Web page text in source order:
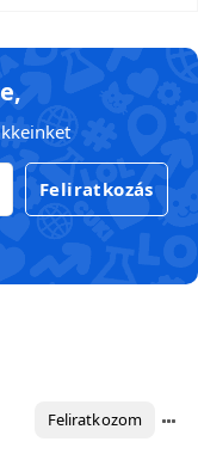
Feliratkozás
Feliratkozom